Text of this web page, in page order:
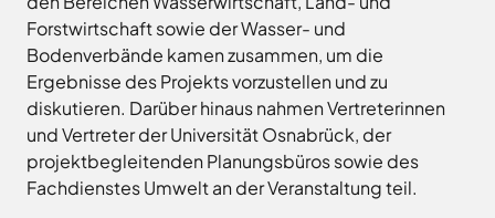
Forstwirtschaft sowie der Wasser- und
Bodenverbände kamen zusammen, um die
Ergebnisse des Projekts vorzustellen und zu
diskutieren. Darüber hinaus nahmen Vertreterinnen
und Vertreter der Universität Osnabrück, der
projektbegleitenden Planungsbüros sowie des
Fachdienstes Umwelt an der Veranstaltung teil.
Osnabrücker
Land
MaßArbeit
Naturpark
TERRA.vita
Naturschutzstiftung
des
Landkreises
Zum
Newsletter
anmelden
Mittwoch
-
16.00
Uhr
Donnerstag8.00
-
17.30
Uhr
der
Stadt
Osnabrück
.